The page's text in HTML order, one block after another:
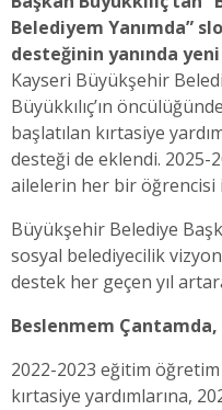
Belediyem Yanımda”
desteğinin yanında
Kayseri Büyükşehir
Büyükkılıç’ın
başlatılan kırtasiye
desteği de eklendi. 2025-
ailelerin her bir öğrencisi
Büyükşehir Belediye
sosyal belediyecilik
destek her geçen yıl
Beslenmem Çantamda,
2022-2023 eğitim
kırtasiye yardımlarına,